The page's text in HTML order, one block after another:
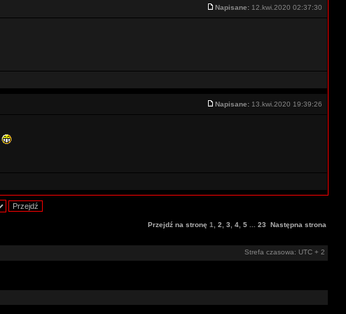
Napisane: 12.kwi.2020 02:37:30
Napisane: 13.kwi.2020 19:39:26
Przejdź na stronę 1 2 3 4 5 23 Następna strona
Strefa czasowa: UTC + 2